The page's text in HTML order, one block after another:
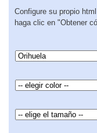
Configure su propio
haga clic en "Obtener